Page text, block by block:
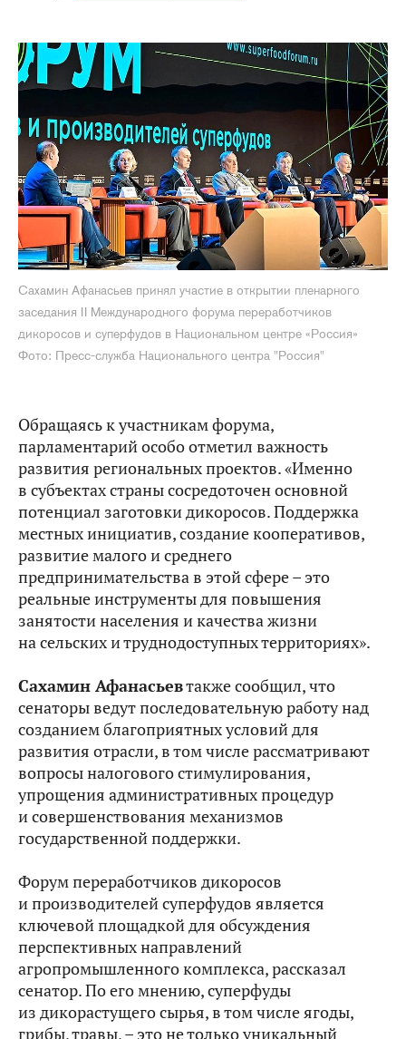
Сахамин Афанасьев принял участие в открытии пленарного
заседания II Международного форума переработчиков
дикоросов и суперфудов в Национальном центре «Россия»
Фото: Пресс-служба Национального центра "Россия"
Обращаясь к участникам форума,
парламентарий особо отметил важность
развития региональных проектов. «Именно
в субъектах страны сосредоточен основной
потенциал заготовки дикоросов. Поддержка
местных инициатив, создание кооперативов,
развитие малого и среднего
предпринимательства в этой сфере – это
реальные инструменты для повышения
занятости населения и качества жизни
на сельских и труднодоступных территориях».
Сахамин Афанасьевтакже сообщил, что
сенаторы ведут последовательную работу над
созданием благоприятных условий для
развития отрасли, в том числе рассматривают
вопросы налогового стимулирования,
упрощения административных процедур
и совершенствования механизмов
государственной поддержки.
Форум переработчиков дикоросов
и производителей суперфудов является
ключевой площадкой для обсуждения
перспективных направлений
агропромышленного комплекса, рассказал
сенатор. По его мнению, суперфуды
из дикорастущего сырья, в том числе ягоды,
грибы, травы, – это не только уникальный